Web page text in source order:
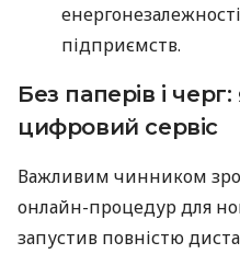
підприємств.
Без паперів і
цифровий сервіс
Важливим чинником
онлайн-процедур для
запустив повністю